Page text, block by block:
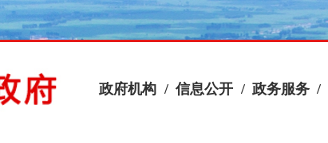
政府机构 / 信息公开 / 政务服务 /